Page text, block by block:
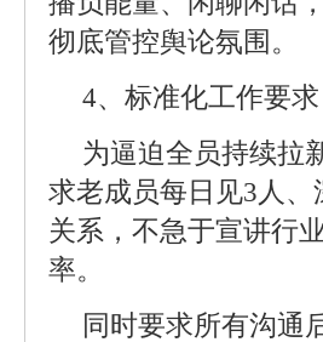
彻底管控舆论氛围。
4、标准化工作要
为逼迫全员持续拉
求老成员每日见3人
关系，不急于宣讲行
率。
同时要求所有沟通